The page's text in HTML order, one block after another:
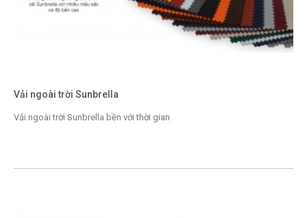
Vải ngoài trời Sunbrella
Vải ngoài trời Sunbrella bền với thời gian